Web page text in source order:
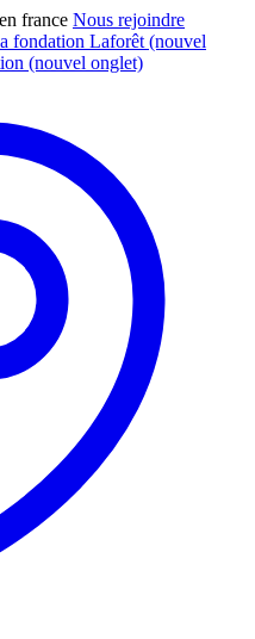
france Nous rejoindre
fondation Laforêt (nouvel
(nouvel onglet)